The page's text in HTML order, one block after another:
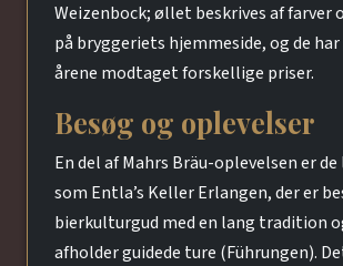
Weizenbock; øllet beskrives af farver
på bryggeriets hjemmeside, og de
årene modtaget forskellige priser.
Besøg og oplevelser
En del af Mahrs Bräu-oplevelsen er
som Entla’s Keller Erlangen, der er
bierkulturgud med en lang tradition
afholder guidede ture (Führungen).